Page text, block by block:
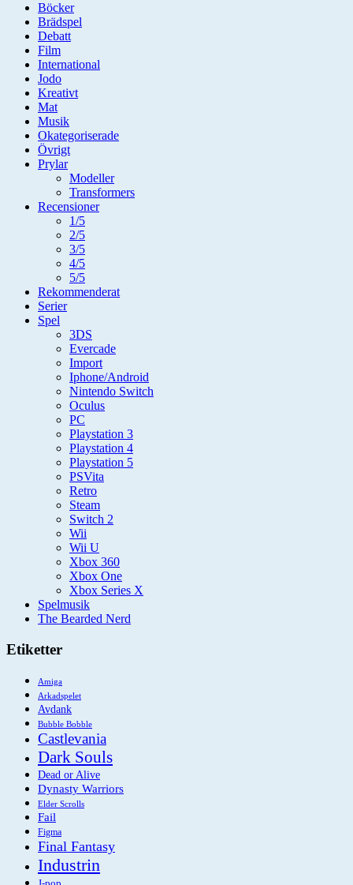
Böcker
Brädspel
Debatt
Film
International
Jodo
Kreativt
Mat
Musik
Okategoriserade
Övrigt
Prylar
Modeller
Transformers
Recensioner
1/5
2/5
3/5
4/5
5/5
Rekommenderat
Serier
Spel
3DS
Evercade
Import
Iphone/Android
Nintendo Switch
Oculus
PC
Playstation 3
Playstation 4
Playstation 5
PSVita
Retro
Steam
Switch 2
Wii
Wii U
Xbox 360
Xbox One
Xbox Series X
Spelmusik
The Bearded Nerd
Etiketter
Amiga
Arkadspelet
Avdank
Bubble Bobble
Castlevania
Dark Souls
Dead or Alive
Dynasty Warriors
Elder Scrolls
Fail
Figma
Final Fantasy
Industrin